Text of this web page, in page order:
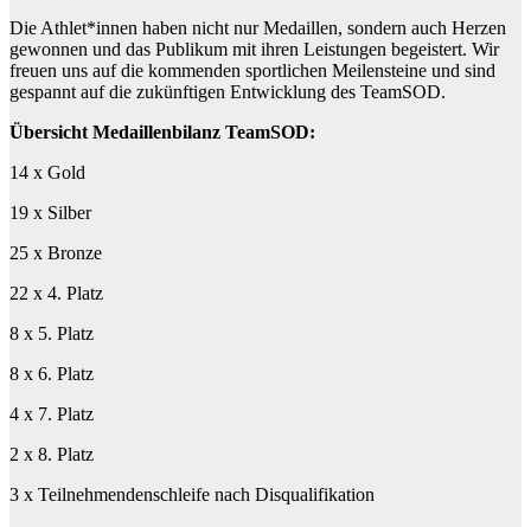
Die Athlet*innen haben nicht nur Medaillen, sondern auch Herzen
gewonnen und das Publikum mit ihren Leistungen begeistert. Wir
freuen uns auf die kommenden sportlichen Meilensteine und sind
gespannt auf die zukünftigen Entwicklung des TeamSOD.
Übersicht Medaillenbilanz TeamSOD:
14 x Gold
19 x Silber
25 x Bronze
22 x 4. Platz
8 x 5. Platz
8 x 6. Platz
4 x 7. Platz
2 x 8. Platz
3 x Teilnehmendenschleife nach Disqualifikation